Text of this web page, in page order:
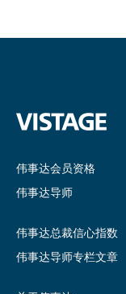
伟事达会员资格
伟事达导师
伟事达总裁信心指数
伟事达导师专栏文章